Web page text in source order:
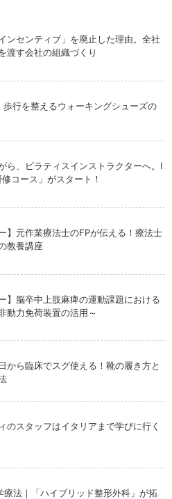
ンセンティブ」を廃止した理由。全社
渡す会社の組織づくり
歩行を整えるウォーキングシューズの
ら、ピラティスインストラクターへ。l
コース」がスタート！
】元作業療法士のFPが伝える！療法士
教養講座
】脳卒中上肢麻痺の運動課題における
動力免荷装置の活用～
から臨床でスグ使える！靴の履き方と
のスタッフはイタリアまで学びに行く
療法｜「ハイブリッド整形外科」が拓